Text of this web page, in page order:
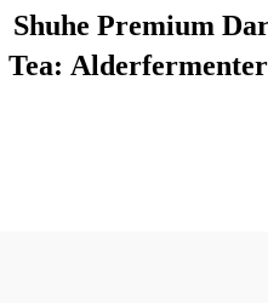
Shuhe Premium
Tea: